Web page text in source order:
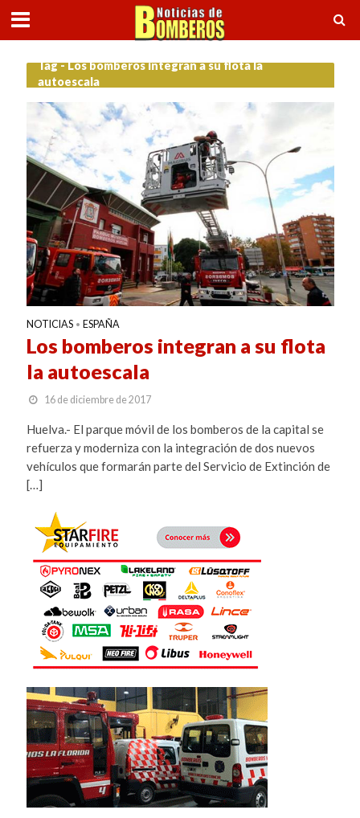
Tag - Los bomberos integran a su flota la
autoescala
NOTICIAS • ESPAÑA
Los bomberos integran a su flota
la autoescala
16 de diciembre de 2017
Huelva.- El parque móvil de los bomberos de la capital se
refuerza y moderniza con la integración de dos nuevos
vehículos que formarán parte del Servicio de Extinción de
[…]